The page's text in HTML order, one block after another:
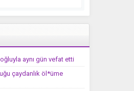
aynı gün vefat etti
çaydanlık öl*üme